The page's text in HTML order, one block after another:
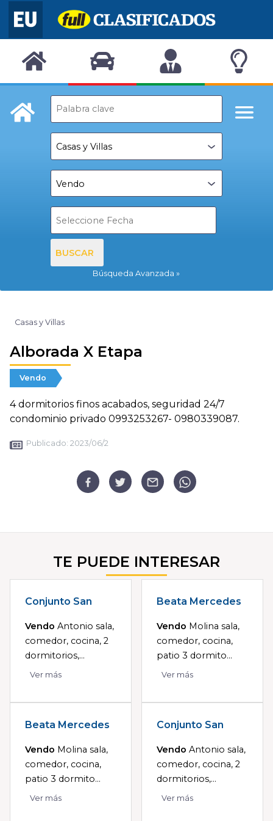
BUSCAR
Búsqueda Avanzada
Casas y Villas
Alborada X Etapa
Vendo
4 dormitorios finos acabados, seguridad 24/7
condominio privado 0993253267- 0980339087.
Publicado: 2023/06/2
TE PUEDE INTERESAR
Conjunto San
Vendo Antonio sala,
comedor, cocina, 2
dormitorios,...
Ver más
Beata Mercedes
Vendo Molina sala,
comedor, cocina,
patio 3 dormito...
Ver más
Beata Mercedes
Vendo Molina sala,
comedor, cocina,
patio 3 dormito...
Ver más
Conjunto San
Vendo Antonio sala,
comedor, cocina, 2
dormitorios,...
Ver más